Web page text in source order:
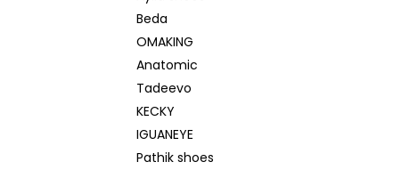
Beda
OMAKING
Anatomic
Tadeevo
KECKY
IGUANEYE
Pathik shoes